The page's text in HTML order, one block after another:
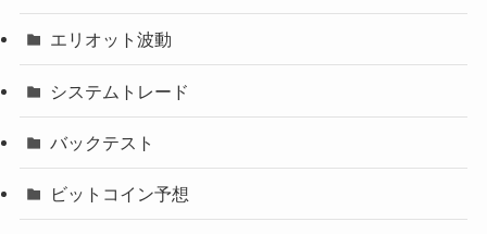
エリオット波動
システムトレード
バックテスト
ビットコイン予想